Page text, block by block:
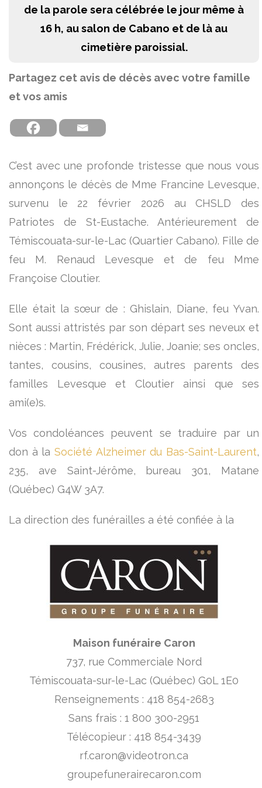
de la parole sera célébrée le jour même à
16 h, au salon de Cabano et de là au
cimetière paroissial.
Partagez cet avis de décès avec votre famille
et vos amis
C’est avec une profonde tristesse que nous vous
annonçons le décès de Mme Francine Levesque,
survenu le 22 février 2026 au CHSLD des
Patriotes de St-Eustache. Antérieurement de
Témiscouata-sur-le-Lac (Quartier Cabano). Fille de
feu M. Renaud Levesque et de feu Mme
Françoise Cloutier.
Elle était la sœur de : Ghislain, Diane, feu Yvan.
Sont aussi attristés par son départ ses neveux et
nièces : Martin, Frédérick, Julie, Joanie; ses oncles,
tantes, cousins, cousines, autres parents des
familles Levesque et Cloutier ainsi que ses
ami(e)s.
Vos condoléances peuvent se traduire par un
don à la Société Alzheimer du Bas-Saint-Laurent,
235, ave Saint-Jérôme, bureau 301, Matane
(Québec) G4W 3A7.
La direction des funérailles a été confiée à la
Maison funéraire Caron
737, rue Commerciale Nord
Témiscouata-sur-le-Lac (Québec) G0L 1E0
Renseignements : 418 854-2683
Sans frais : 1 800 300-2951
Télécopieur : 418 854-3439
rf.caron@videotron.ca
groupefunerairecaron.com